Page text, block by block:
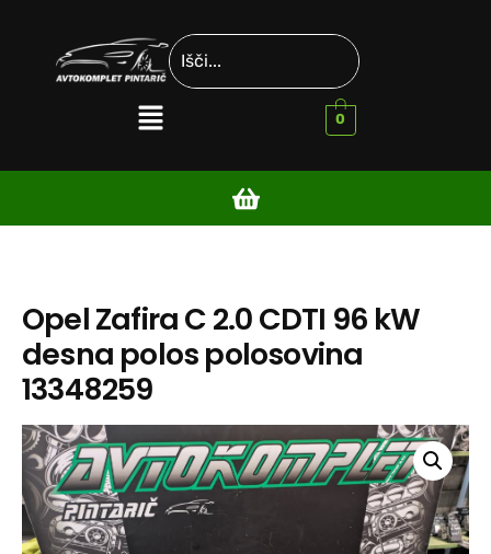
0
Opel Zafira C 2.0 CDTI 96 kW
desna polos polosovina
13348259